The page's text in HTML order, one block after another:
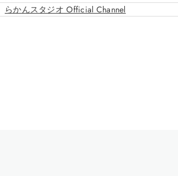
らかんスタジオ Official Channel